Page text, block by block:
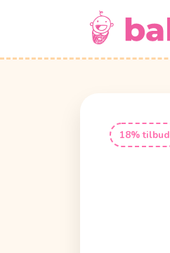
18% tilbud